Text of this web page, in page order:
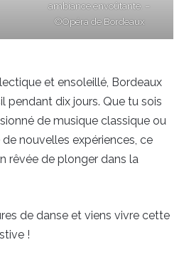
ambiance envoûtante. –
©Opéra de Bordeaux
et ensoleillé, Bordeaux
pendant dix jours. Que tu sois
de musique classique ou
nouvelles expériences, ce
rêvée de plonger dans la
de danse et viens vivre cette
!